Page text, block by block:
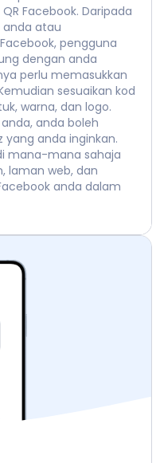
Facebook. Daripada
atau
pengguna
dengan anda
perlu memasukkan
sesuaikan kod
warna, dan logo.
anda boleh
anda inginkan.
mana-mana sahaja
laman web, dan
anda dalam